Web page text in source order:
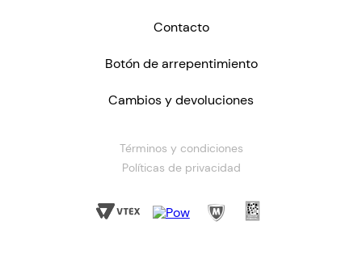
Contacto
Botón de arrepentimiento
Cambios y devoluciones
Términos y condiciones
Políticas de privacidad